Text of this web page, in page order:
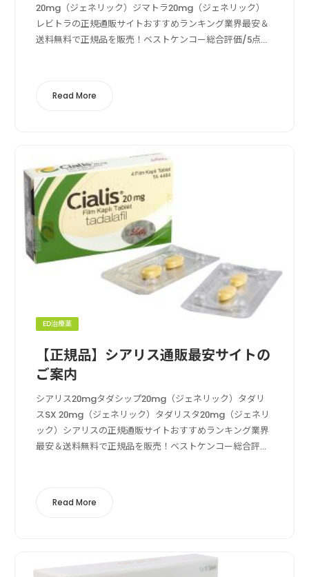
20mg（ジェネリック）ジマトラ20mg（ジェネリック）
レビトラの正規通販サイトおすすめランキング業界最安＆
送料無料で正規品を販売！ベストケンコー総合評価/5点満
Read More
ED治療薬
【正規品】シアリス通販最安サイトの
ご案内
シアリス20mgタダシップ20mg（ジェネリック）タダリ
スSX 20mg（ジェネリック）タダリスタ20mg（ジェネリ
ック）シアリスの正規通販サイトおすすめランキング業界
最安＆送料無料で正規品を販売！ベストケンコー総合評
Read More